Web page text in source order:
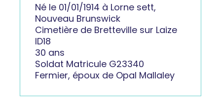
Né le 01/01/1914 à Lorne sett,
Nouveau Brunswick
Cimetière de Bretteville sur Laize
ID18
30 ans
Soldat Matricule G23340
Fermier, époux de Opal Mallaley